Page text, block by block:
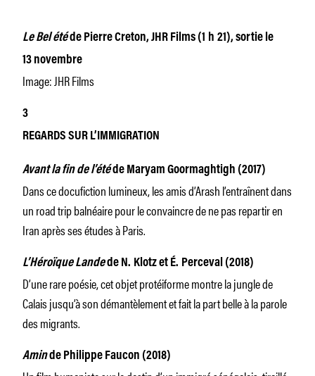
Le Bel étéde Pierre Creton, JHR Films (1 h 21), sortie le
13 novembre
Image: JHR Films
3
REGARDS SUR L’IMMIGRATION
Avant la fin de l’étéde Maryam Goormaghtigh (2017)
Dans ce docufiction lumineux, les amis d’Arash l’entraînent dans
un road trip balnéaire pour le convaincre de ne pas repartir en
Iran après ses études à Paris.
L’Héroïque Landede N. Klotz et É. Perceval (2018)
D’une rare poésie, cet objet protéiforme montre la jungle de
Calais jusqu’à son démantèlement et fait la part belle à la parole
des migrants.
Aminde Philippe Faucon (2018)